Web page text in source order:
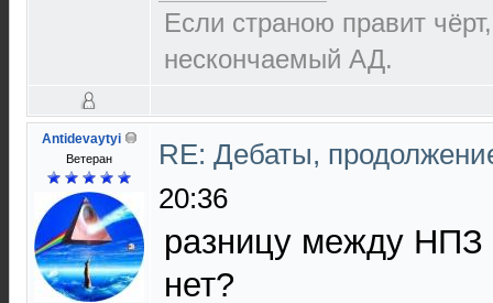
Если страною правит
нескончаемый АД.
Antidevaytyi
Ветеран
RE: Дебаты,
20:36
разницу между
нет?